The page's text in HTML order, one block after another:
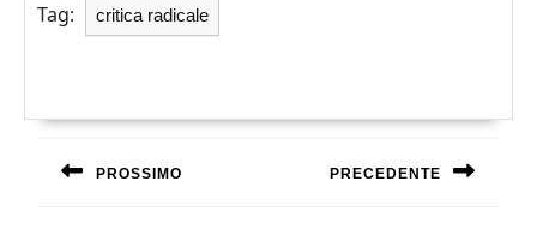
Tag: critica radicale
Navigazione
articoli
PROSSIMO PRECEDENTE